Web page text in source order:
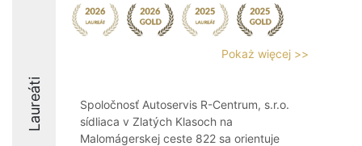
Laureáti
Pokaż więcej >>
Spoločnosť Autoservis R-Centrum, s.r.o.
sídliaca v Zlatých Klasoch na
Malomágerskej ceste 822 sa orientuje